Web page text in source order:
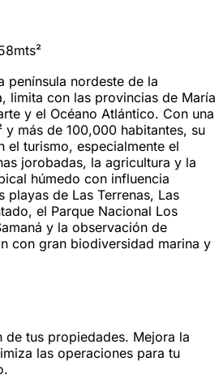
mts²
península nordeste de la
limita con las provincias de María
y el Océano Atlántico. Con una
más de 100,000 habitantes, su
el turismo, especialmente el
jorobadas, la agricultura y la
húmedo con influencia
playas de Las Terrenas, Las
el Parque Nacional Los
y la observación de
con gran biodiversidad marina y
de tus propiedades. Mejora la
las operaciones para tu